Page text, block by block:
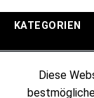
KATEGORIEN
Diese